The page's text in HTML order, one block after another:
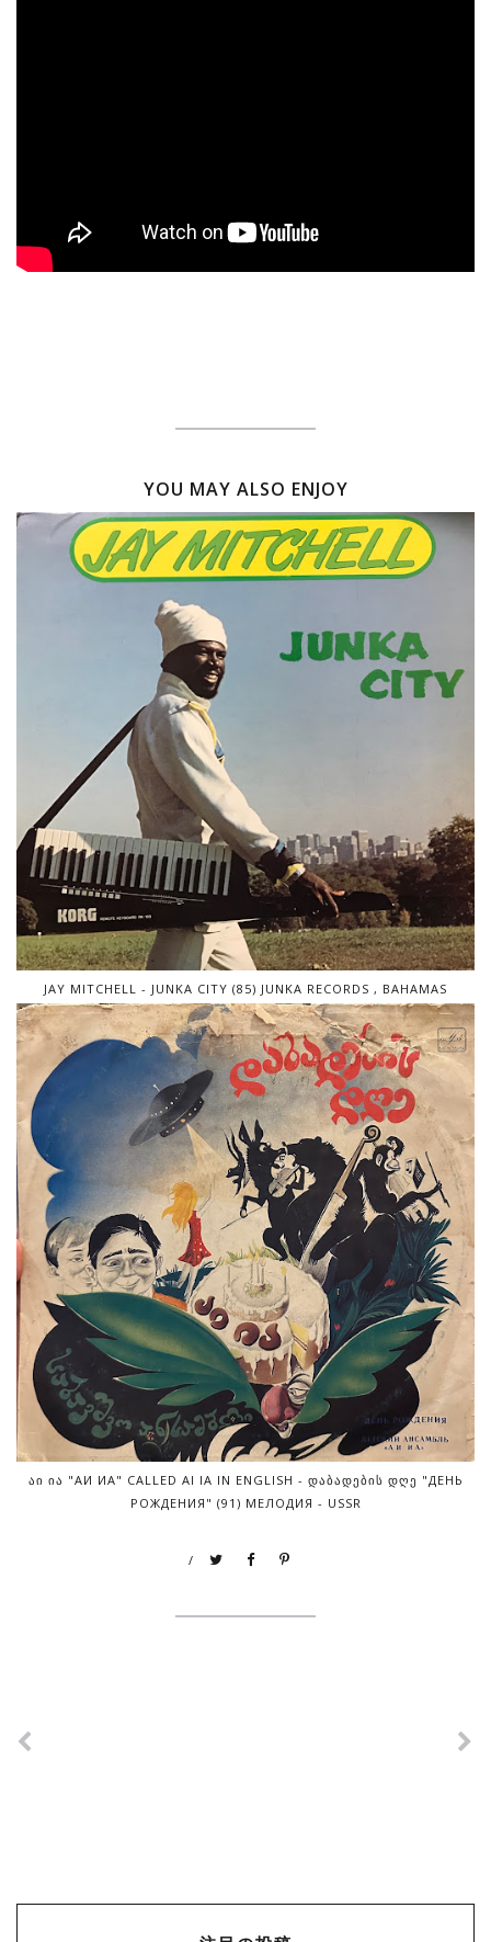
YOU MAY ALSO ENJOY
JAY MITCHELL - JUNKA CITY (85) JUNKA RECORDS , BAHAMAS
ᲐᲘ ᲘᲐ "АИ ИА" CALLED AI IA IN ENGLISH - ᲓᲐᲑᲐᲓᲔᲑᲘᲡ ᲓᲦᲔ "ДЕНЬ
РОЖДЕНИЯ" (91) МЕЛОДИЯ - USSR
/